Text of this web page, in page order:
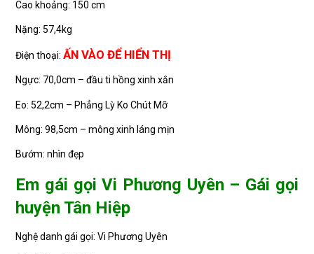
Cao khoảng: 150 cm
Nặng: 57,4kg
Điện thoại:ẤN VÀO ĐỂ HIỂN THỊ
Ngực: 70,0cm – đầu ti hồng xinh xắn
Eo: 52,2cm – Phẳng Lỳ Ko Chút Mỡ
Mông: 98,5cm – mông xinh láng mịn
Bướm: nhìn đẹp
Em gái gọi Vi Phương Uyên – Gái gọi
huyện Tân Hiệp
Nghệ danh gái gọi: Vi Phương Uyên